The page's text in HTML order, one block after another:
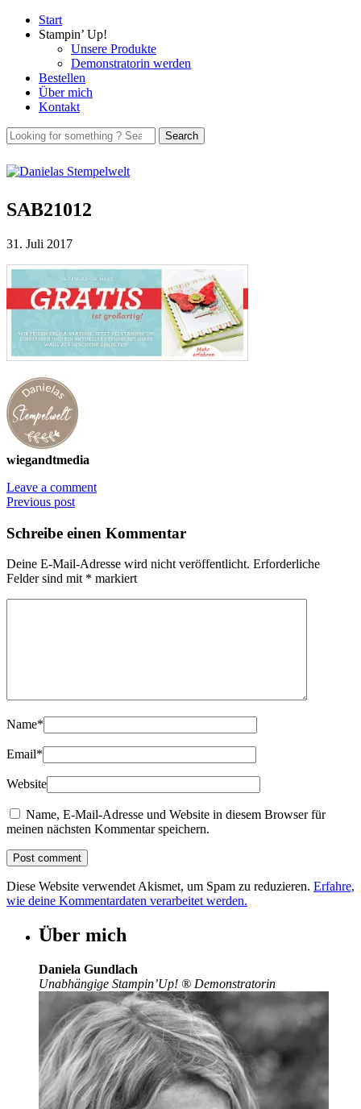
Start
Stampin’ Up!
Unsere Produkte
Demonstratorin werden
Bestellen
Über mich
Kontakt
SAB21012
31. Juli 2017
wiegandtmedia
Leave a comment
Previous post
Schreibe einen Kommentar
Deine E-Mail-Adresse wird nicht veröffentlicht. Erforderliche
Felder sind mit * markiert
Name*
Email*
Website
Name, E-Mail-Adresse und Website in diesem Browser für
meinen nächsten Kommentar speichern.
Diese Website verwendet Akismet, um Spam zu reduzieren. Erfahre,
wie deine Kommentardaten verarbeitet werden.
Über mich
Daniela Gundlach
Unabhängige Stampin’Up! ® Demonstratorin